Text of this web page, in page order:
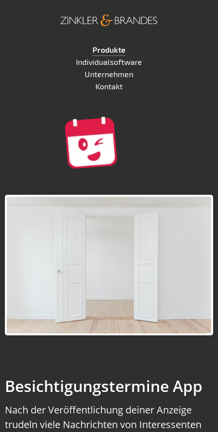
Produkte
Individualsoftware
Unternehmen
Kontakt
Besichtigungstermine App
Nach der Veröffentlichung deiner Anzeige
trudeln viele Nachrichten von Interessenten